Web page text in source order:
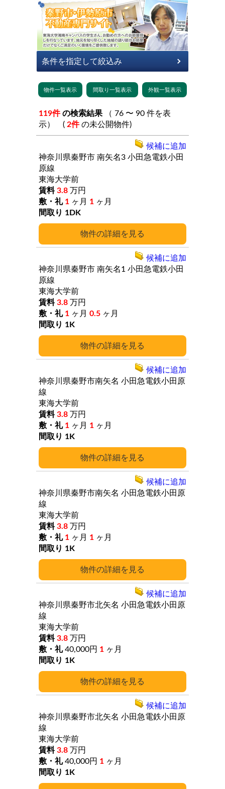
119件 の検索結果
示） ( 2件 の未公開物件)
詳細
神奈川県秦野市 南矢名3 小田急電鉄小田
原線
東海大学前
3.8 万円
1 ヶ月 1 ヶ月
1DK
候補に追加
詳細
神奈川県秦野市 南矢名1 小田急電鉄小田
原線
東海大学前
3.8 万円
1 ヶ月 0.5 ヶ月
1K
候補に追加
詳細
神奈川県秦野市南矢名 小田急電鉄小田原
線
東海大学前
3.8 万円
1 ヶ月 1 ヶ月
1K
候補に追加
詳細
神奈川県秦野市南矢名 小田急電鉄小田原
線
東海大学前
3.8 万円
1 ヶ月 1 ヶ月
1K
候補に追加
詳細
神奈川県秦野市北矢名 小田急電鉄小田原
線
東海大学前
3.8 万円
40,000円 1 ヶ月
1K
候補に追加
神奈川県秦野市北矢名 小田急電鉄小田原
線
東海大学前
3.8 万円
40,000円 1 ヶ月
1K
候補に追加